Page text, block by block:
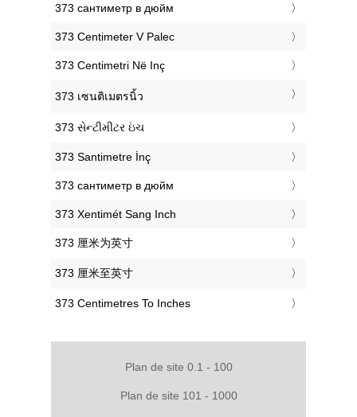
‎373 сантиметр в дюйм
‎373 Centimeter V Palec
‎373 Centimetri Në Inç
‎373 เซนติเมตรนิ้ว
‎373 સેન્ટીમીટર ઇંચ
‎373 Santimetre İnç
‎373 сантиметр в дюйм
‎373 Xentimét Sang Inch
‎373 厘米为英寸
‎373 厘米至英寸
‎373 Centimetres To Inches
Plan de site 0.1 - 100
Plan de site 101 - 1000